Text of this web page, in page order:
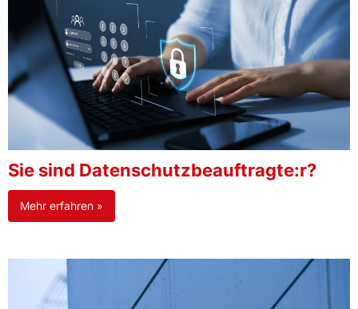
Sie sind Datenschutzbeauftragte:r?
Mehr erfahren »